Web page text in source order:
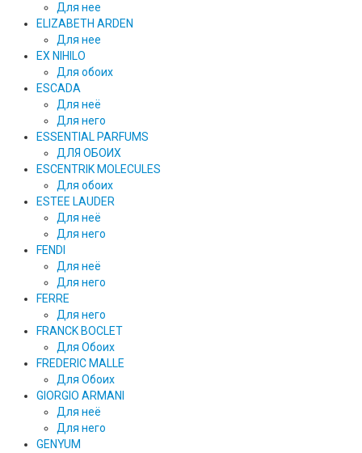
Для нее
ELIZABETH ARDEN
Для нее
EX NIHILO
Для обоих
ESCADA
Для неё
Для него
ESSENTIAL PARFUMS
ДЛЯ ОБОИХ
ESCENTRIK MOLECULES
Для обоих
ESTEE LAUDER
Для неё
Для него
FENDI
Для неё
Для него
FERRE
Для него
FRANCK BOCLET
Для Обоих
FREDERIC MALLE
Для Обоих
GIORGIO ARMANI
Для неё
Для него
GENYUM